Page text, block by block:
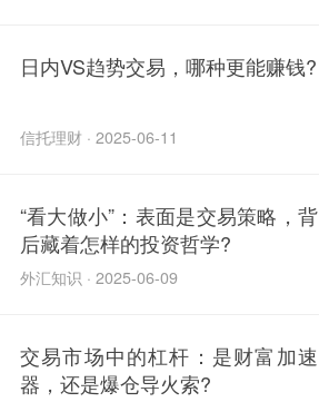
日内VS趋势交易，哪种更能赚钱?
信托理财 · 2025-06-11
“看大做小”：表面是交易策略，背
后藏着怎样的投资哲学?
外汇知识 · 2025-06-09
交易市场中的杠杆：是财富加速
器，还是爆仓导火索?